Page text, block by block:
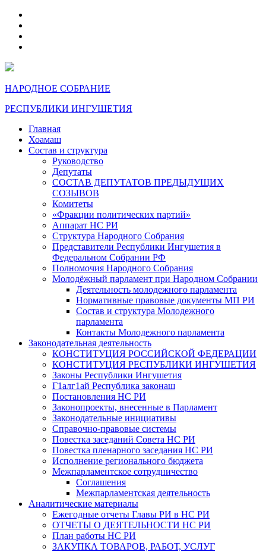
НАРОДНОЕ СОБРАНИЕ
РЕСПУБЛИКИ ИНГУШЕТИЯ
Главная
Хоамаш
Состав и структура
Руководство
Депутаты
СОСТАВ ДЕПУТАТОВ ПРЕДЫДУЩИХ
СОЗЫВОВ
Комитеты
«Фракции политических партий»
Аппарат НС РИ
Структура Народного Собрания
Представители Республики Ингушетия в
Федеральном Собрании РФ
Полномочия Народного Собрания
Молодёжный парламент при Народном Собрании
Деятельность молодежного парламента
Нормативные правовые документы МП РИ
Состав и структура Молодежного
парламента
Контакты Молодежного парламента
Законодательная деятельность
КОНСТИТУЦИЯ РОССИЙСКОЙ ФЕДЕРАЦИИ
КОНСТИТУЦИЯ РЕСПУБЛИКИ ИНГУШЕТИЯ
Законы Республики Ингушетия
Г1алг1ай Республика законаш
Постановления НС РИ
Законопроекты, внесенные в Парламент
Законодательные инициативы
Справочно-правовые системы
Повестка заседаний Совета НС РИ
Повестка пленарного заседания НС РИ
Исполнение регионального бюджета
Межпарламентское сотрудничество
Соглашения
Межпарламентская деятельность
Аналитические материалы
Ежегодные отчеты Главы РИ в НС РИ
ОТЧЕТЫ О ДЕЯТЕЛЬНОСТИ НС РИ
План работы НС РИ
ЗАКУПКА ТОВАРОВ, РАБОТ, УСЛУГ